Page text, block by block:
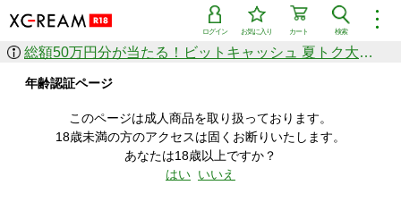
︙
検索
カート
お気に入り
ログイン
作品を探す
ジャンル
シリーズ
人気のセール中商品
新着セール中商品
すべての作品から探す
総額50万円分が当たる！ビットキャッシュ 夏トク大感謝祭
年齢認証ページ
このページは成人商品を取り扱っております。
18歳未満の方のアクセスは固くお断りいたします。
あなたは18歳以上ですか？
はい いいえ